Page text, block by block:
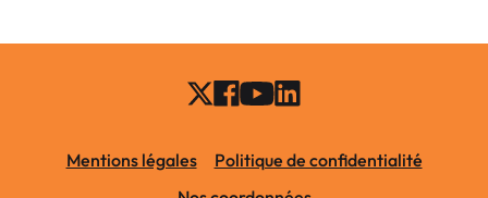
Mentions légales
Politique de confidentialité